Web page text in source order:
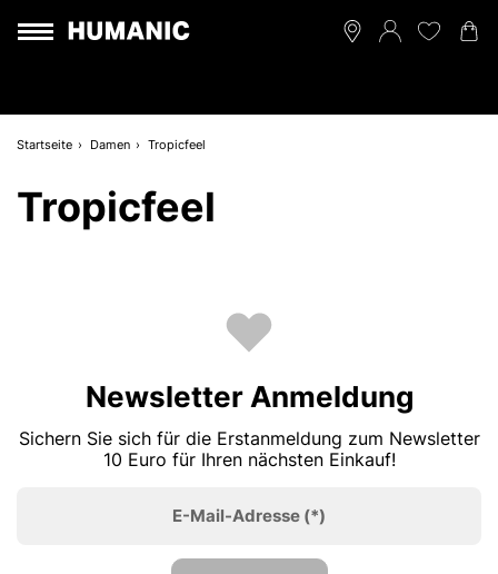
Startseite Damen Tropicfeel
Tropicfeel
Newsletter Anmeldung
Sichern Sie sich für die Erstanmeldung zum Newsletter
10 Euro für Ihren nächsten Einkauf!
E-Mail-Adresse (*)